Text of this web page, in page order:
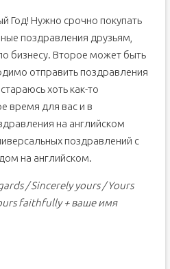
Год! Нужно срочно покупать
поздравления друзьям,
бизнесу. Второе может быть
отправить поздравления
хоть как-то
время для вас и в
на английском
поздравлений с
на английском.
/ Sincerely yours / Yours
faithfully + ваше имя